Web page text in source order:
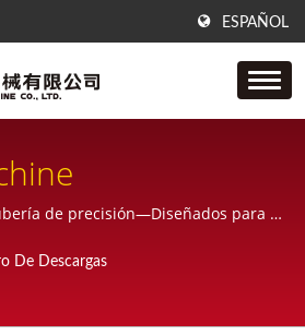
ESPAÑOL
de precisión—Diseñados para el
De Descargas